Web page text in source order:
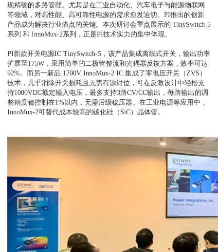
现精确的多路管理。尤其是在工业自动化、汽车电子与能源物联网
等领域，对高性能、高可靠性电源的需求愈发迫切。PI推出的创新
产品成为解决行业痛点的关键。本次研讨会重点展示的 TinySwitch-5
系列 和 InnoMux-2系列，正是PI技术实力的集中体现。
PI新款开关电源IC TinySwitch-5，该产品集成离线式开关，输出功率
扩展至175W，采用简单的二极管整流和光耦器反馈方案，效率可达
92%。而另一新品 1700V InnoMux-2 IC 集成了零电压开关（ZVS）
技术，几乎消除开关损耗且无需有源钳位，可在反激设计中轻松支
持1000VDC额定输入电压，最多支持3路CV/CC输出，每路输出的调
整精度都控制在1%以内，无需后级稳压器。在工业电源等应用中，
InnoMux-2可替代成本较高的碳化硅（SiC）晶体管。